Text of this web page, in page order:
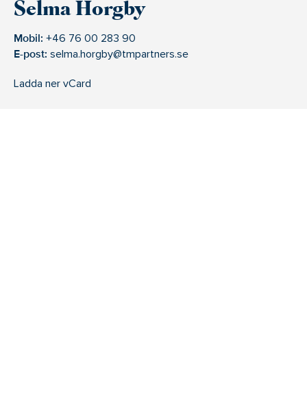
Selma Horgby
Mobil: +46 76 00 283 90
E-post: selma.horgby@tmpartners.se
Ladda ner vCard